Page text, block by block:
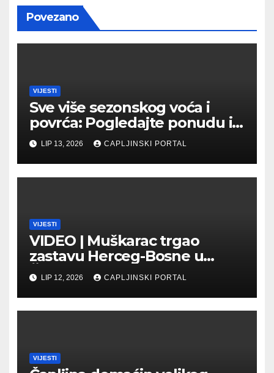
Povezano
VIJESTI
Sve više sezonskog voća i
povrća: Pogledajte ponudu i
cijene na čapljinskoj
Veletržnici
LIP 13, 2026 CAPLJINSKI PORTAL
VIJESTI
VIDEO | Muškarac trgao
zastavu Herceg-Bosne u
Čapljini: Traži se hitno
uhićenje
LIP 12, 2026 CAPLJINSKI PORTAL
VIJESTI